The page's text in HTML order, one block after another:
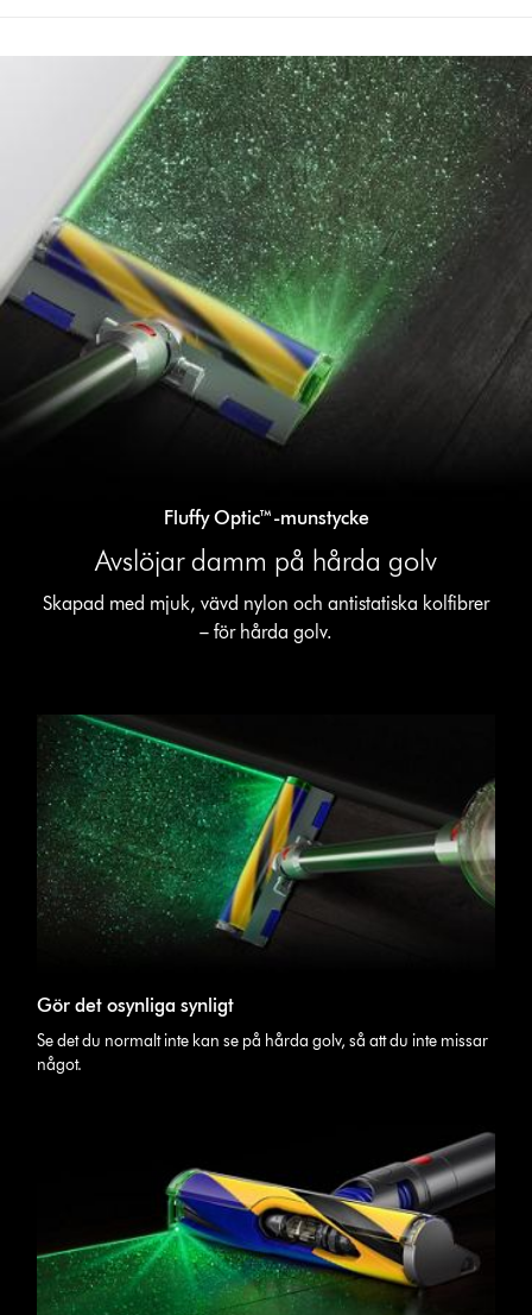
Fluffy Optic™-munstycke
Avslöjar damm på hårda golv
Skapad med mjuk, vävd nylon och antistatiska kolfibrer
– för hårda golv.
Gör det osynliga synligt
Se det du normalt inte kan se på hårda golv, så att du inte missar
något.